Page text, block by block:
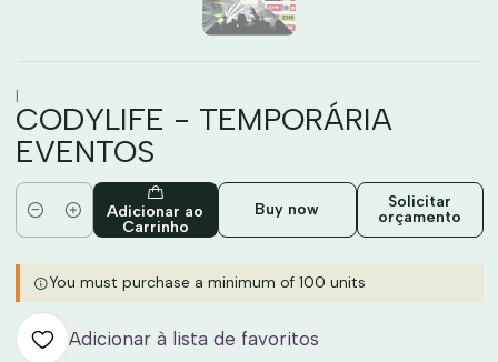
|
CODYLIFE - TEMPORÁRIA
EVENTOS
Quantidade
Adicionar ao
Carrinho
Buy now
Solicitar
orçamento
You must purchase a minimum of 100 units
Adicionar à lista de favoritos